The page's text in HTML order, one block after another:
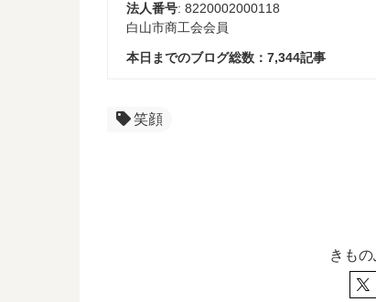
法人番号: 8220002000118
白山市商工会会員
本日までのブログ総数： 7,344記事
笑顔
きも